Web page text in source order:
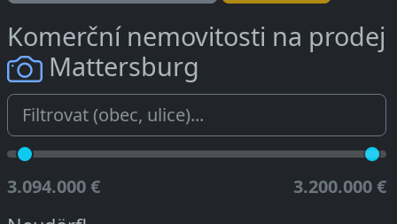
Komerční nemovitosti na prodej
Mattersburg
3.094.000 € 3.200.000 €